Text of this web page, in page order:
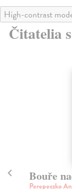
High-contrast
Čitatelia
Bouře
Perepeczko